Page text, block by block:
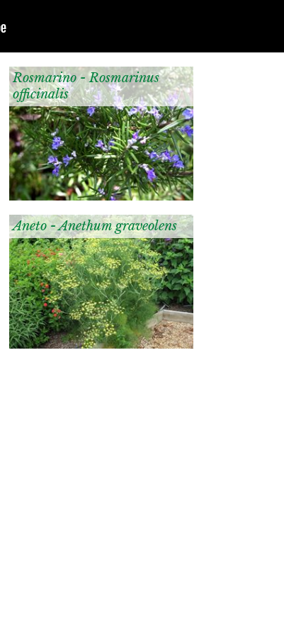
Rosmarino - Rosmarinus
officinalis
Aneto - Anethum graveolens